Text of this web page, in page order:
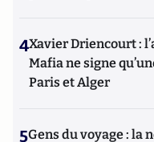
4Xavier Driencourt :
Mafia ne signe
Paris et Alger
5Gens du voyage : la